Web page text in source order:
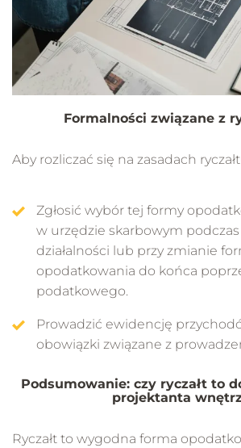
Formalności związane z
Aby rozliczać się na zasadach
Zgłosić wybór tej formy
w urzędzie skarbowym
działalności lub przy zmianie
opodatkowania do końca
podatkowego.
Prowadzić ewidencję
obowiązki związane z
Podsumowanie: czy ryczałt to
projektanta
Ryczałt to wygodna forma